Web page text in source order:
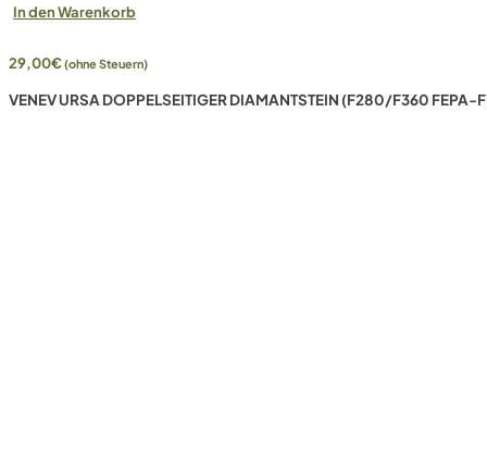
In den Warenkorb
29,00€(ohne Steuern)
VENEV URSA DOPPELSEITIGER DIAMANTSTEIN (F280/F360 FEPA-